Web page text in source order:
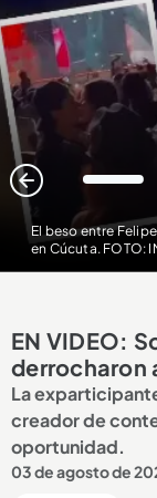
El beso entre
en Cúcuta. FOTO:
1
EN VIDEO:
derrocharon
La
creador de
oportunidad.
03 de agosto de